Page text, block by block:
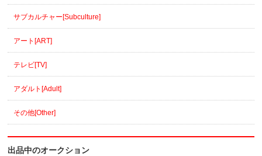
サブカルチャー[Subculture]
アート[ART]
テレビ[TV]
アダルト[Adult]
その他[Other]
出品中のオークション